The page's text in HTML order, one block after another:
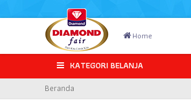
Home
KATEGORI BELANJA
Beranda